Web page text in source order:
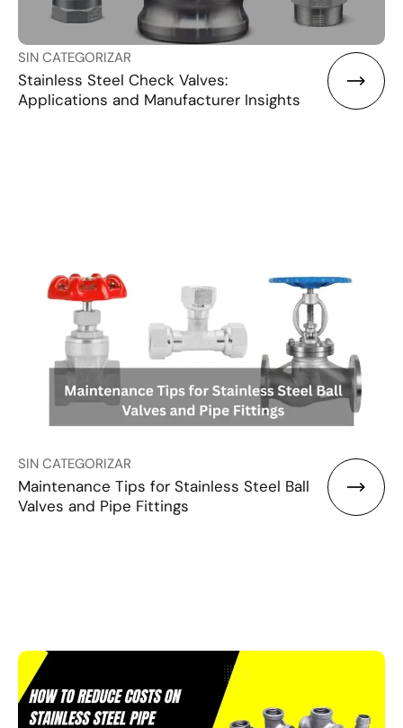
SIN CATEGORIZAR
Stainless Steel Check Valves:
Applications and Manufacturer Insights
SIN CATEGORIZAR
Maintenance Tips for Stainless Steel Ball
Valves and Pipe Fittings